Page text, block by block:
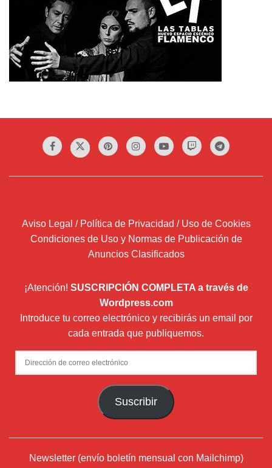
Aviso Legal / Política de Privacidad / Uso de Cookies
Condiciones de Uso y Normas de Publicación de
Anuncios Clasificados
¡Atención! SUSCRIPCIÓN COMPLETA a través de
Wordpress.com
Introduce tu correo electrónico y recibirás un email por
cada entrada que publiquemos.
Dirección
de
Suscribir
Newsletter (envío boletín mensual con Mailchimp)